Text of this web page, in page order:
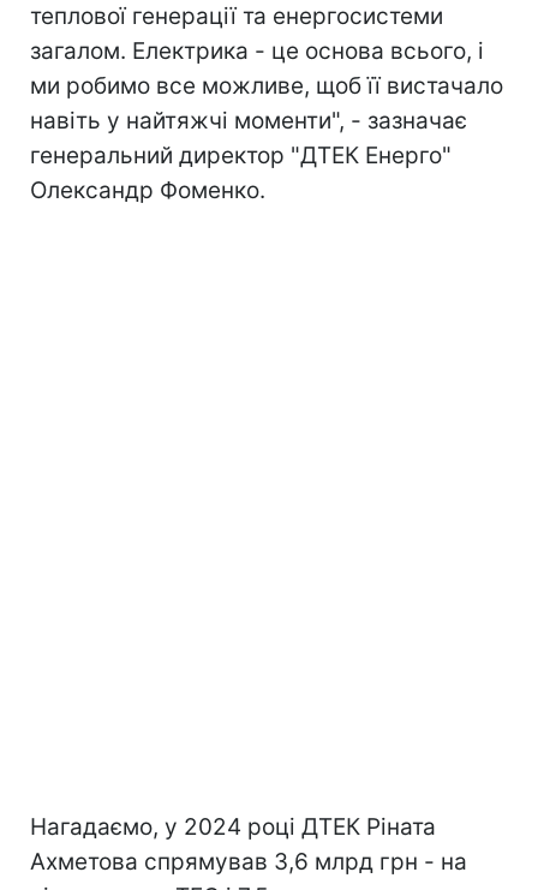
теплової генерації та енергосистеми
загалом. Електрика - це основа всього, і
ми робимо все можливе, щоб її вистачало
навіть у найтяжчі моменти", - зазначає
генеральний директор "ДТЕК Енерго"
Олександр Фоменко.
Нагадаємо, у 2024 році ДТЕК Ріната
Ахметова спрямував 3,6 млрд грн - на